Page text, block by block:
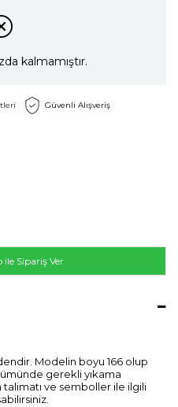
kalmamıştır.
Güvenli Alışveriş
Sipariş Ver
Modelin boyu 166 olup
gerekli yıkama
talimatı ve semboller ile ilgili